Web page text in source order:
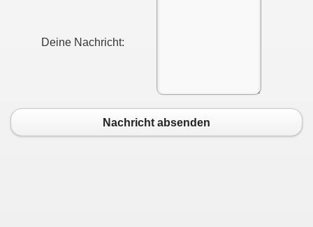
Deine Nachricht:
Nachricht absenden